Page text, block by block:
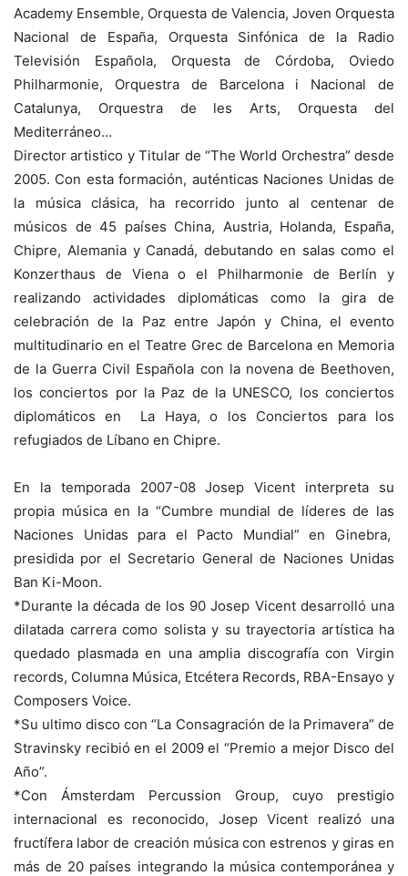
Academy Ensemble, Orquesta de Valencia, Joven Orquesta
Nacional de España, Orquesta Sinfónica de la Radio
Televisión Española, Orquesta de Córdoba, Oviedo
Philharmonie, Orquestra de Barcelona i Nacional de
Catalunya, Orquestra de les Arts, Orquesta del
Mediterráneo…
Director artistico y Titular de “The World Orchestra” desde
2005. Con esta formación, auténticas Naciones Unidas de
la música clásica, ha recorrido junto al centenar de
músicos de 45 países China, Austria, Holanda, España,
Chipre, Alemania y Canadá, debutando en salas como el
Konzerthaus de Viena o el Philharmonie de Berlín y
realizando actividades diplomáticas como la gira de
celebración de la Paz entre Japón y China, el evento
multitudinario en el Teatre Grec de Barcelona en Memoria
de la Guerra Civil Española con la novena de Beethoven,
los conciertos por la Paz de la UNESCO, los conciertos
diplomáticos en La Haya, o los Conciertos para los
refugiados de Líbano en Chipre.
En la temporada 2007-08 Josep Vicent interpreta su
propia música en la “Cumbre mundial de líderes de las
Naciones Unidas para el Pacto Mundial” en Ginebra,
presidida por el Secretario General de Naciones Unidas
Ban Ki-Moon.
*Durante la década de los 90 Josep Vicent desarrolló una
dilatada carrera como solista y su trayectoria artística ha
quedado plasmada en una amplia discografía con Virgin
records, Columna Música, Etcétera Records, RBA-Ensayo y
Composers Voice.
*Su ultimo disco con “La Consagración de la Primavera” de
Stravinsky recibió en el 2009 el “Premio a mejor Disco del
Año”.
*Con Ámsterdam Percussion Group, cuyo prestigio
internacional es reconocido, Josep Vicent realizó una
fructífera labor de creación música con estrenos y giras en
más de 20 países integrando la música contemporánea y